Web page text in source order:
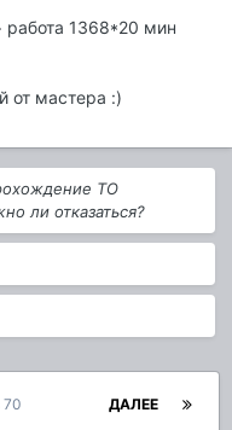
работа 1368*20 мин
от мастера :)
ТО
ли отказаться?
ДАЛЕЕ
70